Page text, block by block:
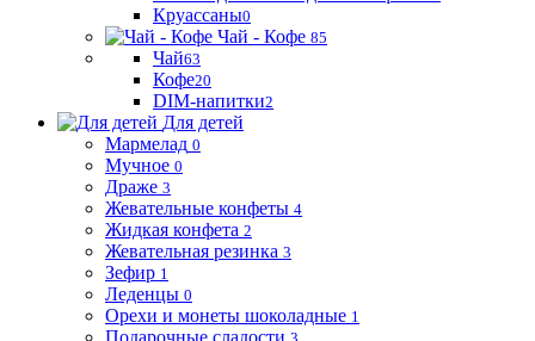
Круассаны0
Чай - Кофе 85
Чай63
Кофе20
DIM-напитки2
Для детей
Мармелад 0
Мучное 0
Драже 3
Жевательные конфеты 4
Жидкая конфета 2
Жевательная резинка 3
Зефир 1
Леденцы 0
Орехи и монеты шоколадные 1
Подарочные сладости